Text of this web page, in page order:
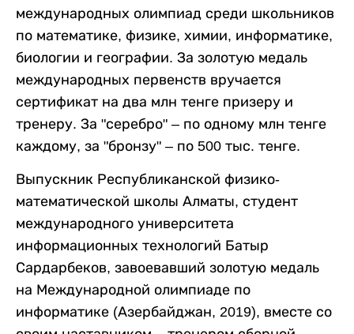
международных олимпиад среди школьников
по математике, физике, химии, информатике,
биологии и географии. За золотую медаль
международных первенств вручается
сертификат на два млн тенге призеру и
тренеру. За "серебро" – по одному млн тенге
каждому, за "бронзу" – по 500 тыс. тенге.
Выпускник Республиканской физико-
математической школы Алматы, студент
международного университета
информационных технологий Батыр
Сардарбеков, завоевавший золотую медаль
на Международной олимпиаде по
информатике (Азербайджан, 2019), вместе со